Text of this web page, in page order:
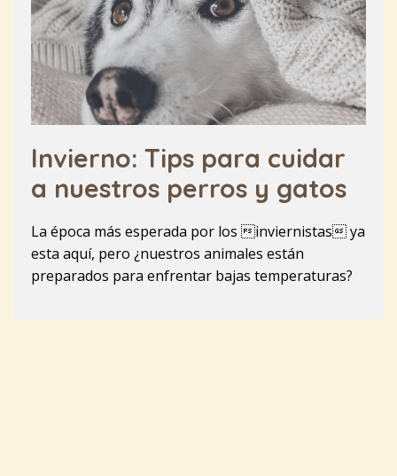
Invierno: Tips para cuidar
a nuestros perros y gatos
La época más esperada por los inviernistas ya
esta aquí, pero ¿nuestros animales están
preparados para enfrentar bajas temperaturas?